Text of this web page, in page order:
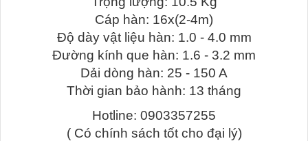
Cáp hàn: 16x(2-4m)
Độ dày vật liệu hàn: 1.0 - 4.0 mm
Đường kính que hàn: 1.6 - 3.2 mm
Dải dòng hàn: 25 - 150 A
Thời gian bảo hành: 13 tháng
Hotline: 0903357255
( Có chính sách tốt cho đại lý)